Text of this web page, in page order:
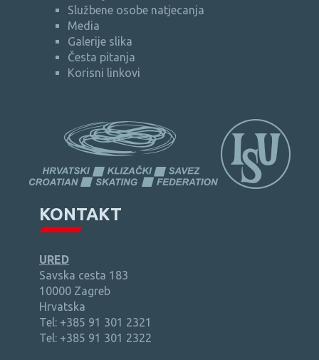
Službene osobe natjecanja
Media
Galerije slika
Česta pitanja
Korisni linkovi
KONTAKT
URED
Savska cesta 183
10000 Zagreb
Hrvatska
Tel: +385 91 301 2321
Tel: +385 91 301 2322